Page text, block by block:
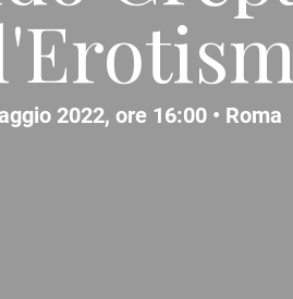
2022, ore 16:00 • Roma